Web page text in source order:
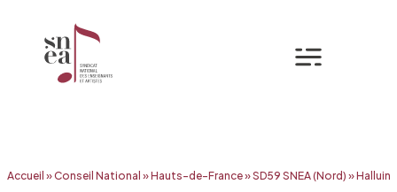
Aller
Accueil »Conseil National »Hauts-de-France»SD59 SNEA (Nord) »Halluin